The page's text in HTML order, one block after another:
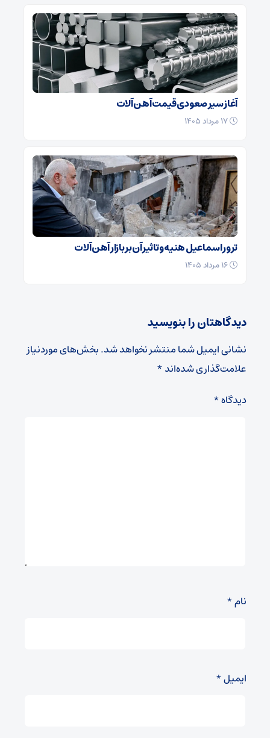
آغاز سیر صعودی قیمت آهن آلات
ترور اسماعیل هنیه و تاثیر آن بر بازار آهن آلات
دیدگاهتان را بنویسید
نشانی ایمیل شما منتشر نخواهد شد.بخش‌های موردنیاز
علامت‌گذاری شده‌اند*
دیدگاه*
نام*
ایمیل*